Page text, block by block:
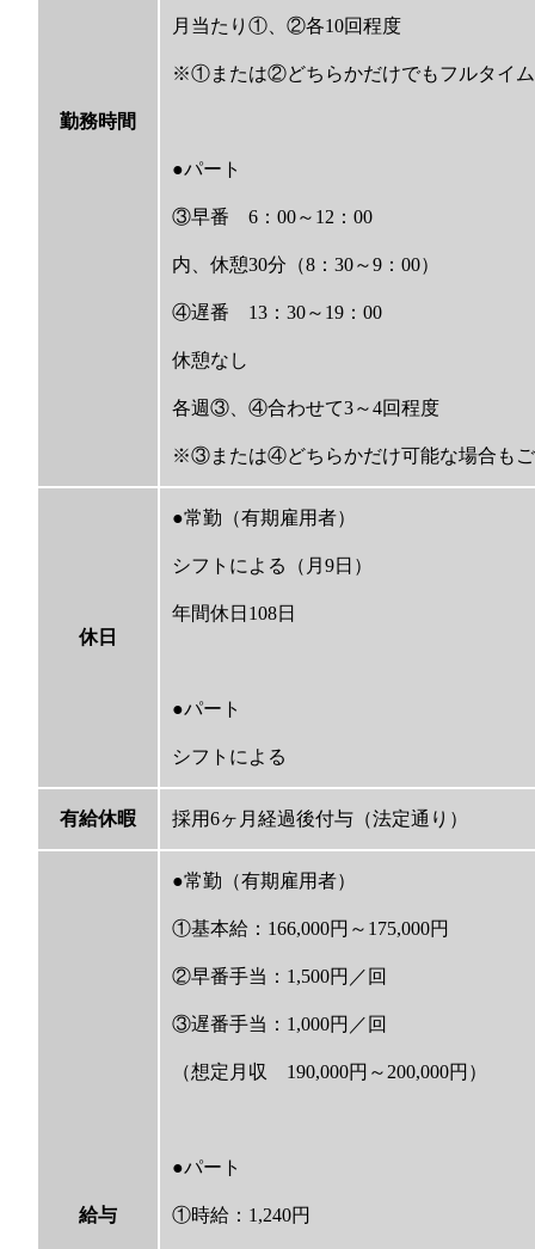
勤務時間
月当たり①、②各10回程度
※①または②どちらかだけでもフルタイム
●パート
③早番 6：00～12：00
内、休憩30分（8：30～9：00）
④遅番 13：30～19：00
休憩なし
各週③、④合わせて3～4回程度
※③または④どちらかだけ可能な場合も
休日
●常勤（有期雇用者）
シフトによる（月9日）
年間休日108日
●パート
シフトによる
有給休暇 採用6ヶ月経過後付与（法定通り）
給与
●常勤（有期雇用者）
①基本給：166,000円～175,000円
②早番手当：1,500円／回
③遅番手当：1,000円／回
（想定月収 190,000円～200,000円）
●パート
①時給：1,240円